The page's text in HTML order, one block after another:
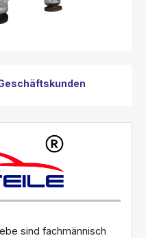
sind fachmännisch
aktualisiert.werden.